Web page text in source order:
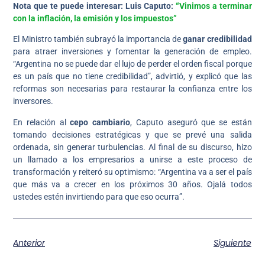
Nota que te puede interesar: Luis Caputo: “Vinimos a terminar
con la inflación, la emisión y los impuestos”
El Ministro también subrayó la importancia deganar credibilidad
para atraer inversiones y fomentar la generación de empleo.
“Argentina no se puede dar el lujo de perder el orden fiscal porque
es un país que no tiene credibilidad”, advirtió, y explicó que las
reformas son necesarias para restaurar la confianza entre los
inversores.
En relación alcepo cambiario, Caputo aseguró que se están
tomando decisiones estratégicas y que se prevé una salida
ordenada, sin generar turbulencias. Al final de su discurso, hizo
un llamado a los empresarios a unirse a este proceso de
transformación y reiteró su optimismo: “Argentina va a ser el país
que más va a crecer en los próximos 30 años. Ojalá todos
ustedes estén invirtiendo para que eso ocurra”.
Anterior Siguiente